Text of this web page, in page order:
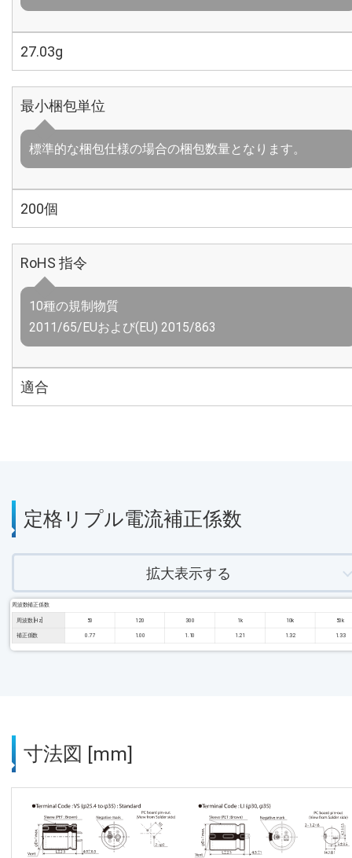
27.03g
最小梱包単位
標準的な梱包仕様の場合の梱包数量となります。
200個
RoHS 指令
10種の規制物質
2011/65/EUおよび(EU) 2015/863
適合
定格リプル電流補正係数
拡大表示する
周波数補正係数
周波数 [Hz] 50 120 300 1k 10k 50k
補正係数 0.77 1.00 1.10 1.21 1.32 1.33
寸法図 [mm]